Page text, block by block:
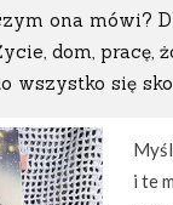
ona mówi?
dom,
wszystko się
i te